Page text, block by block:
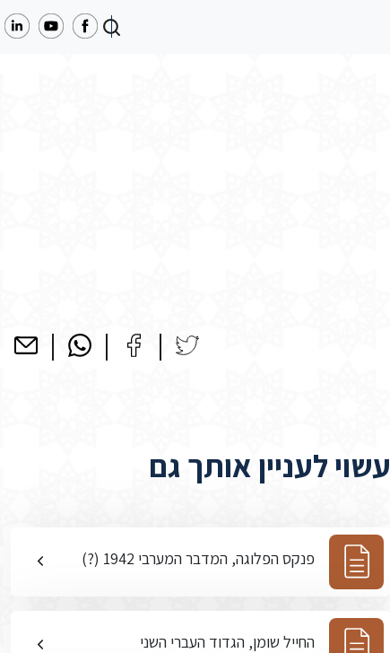
עשוי לעניין אותך גם
פנקס הפלוגה, המדבר המערבי 1942 (?)
החייל שומן, הגדוד העברי השני